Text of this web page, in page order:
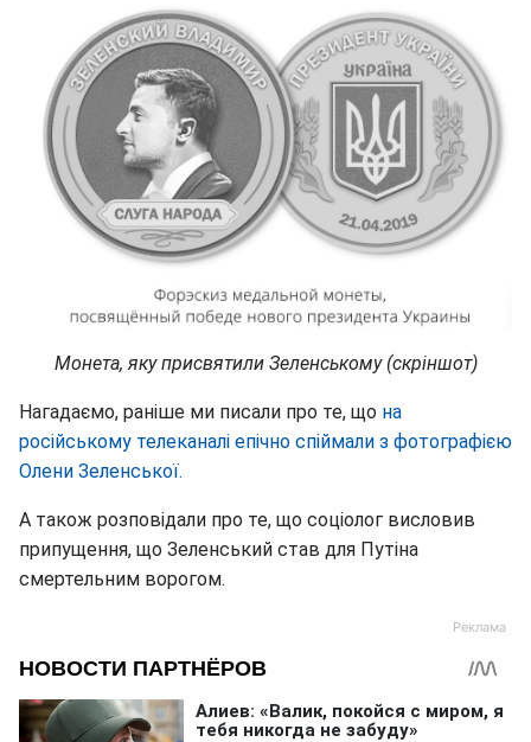
Монета, яку присвятили Зеленському (скріншот)
Нагадаємо, раніше ми писали про те, що на
російському телеканалі епічно спіймали з фотографією
Олени Зеленської.
А також розповідали про те, що соціолог висловив
припущення, що Зеленський став для Путіна
смертельним ворогом.